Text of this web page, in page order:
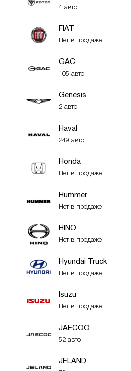
4 авто
FIAT
Нет в продаже
GAC
105 авто
Genesis
2 авто
Haval
249 авто
Honda
Нет в продаже
Hummer
Нет в продаже
HINO
Нет в продаже
Hyundai Truck
Нет в продаже
Isuzu
Нет в продаже
JAECOO
52 авто
JELAND